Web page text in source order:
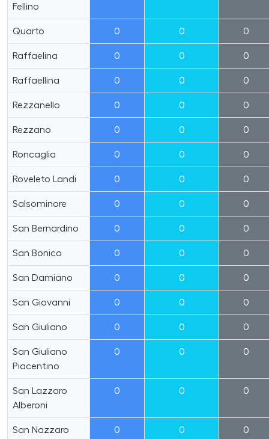
Fellino
Quarto 0 0 0
Raffaelina 0 0 0
Raffaellina 0 0 0
Rezzanello 0 0 0
Rezzano 0 0 0
Roncaglia 0 0 0
Roveleto Landi 0 0 0
Salsominore 0 0 0
San Bernardino 0 0 0
San Bonico 0 0 0
San Damiano 0 0 0
San Giovanni 0 0 0
San Giuliano 0 0 0
San Giuliano
Piacentino
0 0 0
San Lazzaro
Alberoni
0 0 0
San Nazzaro
0 0 0